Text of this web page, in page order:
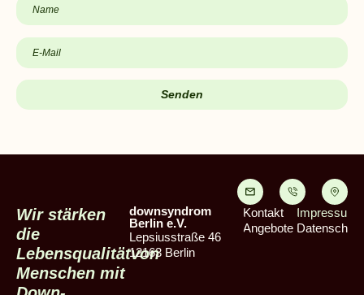
Wir stärken
die
Lebensqualitätvon
Menschen mit
downsyndrom
Berlin e.V.
Lepsiusstraße 46
12163 Berlin
Kontakt
Angebote
Impressum
Datenschutz